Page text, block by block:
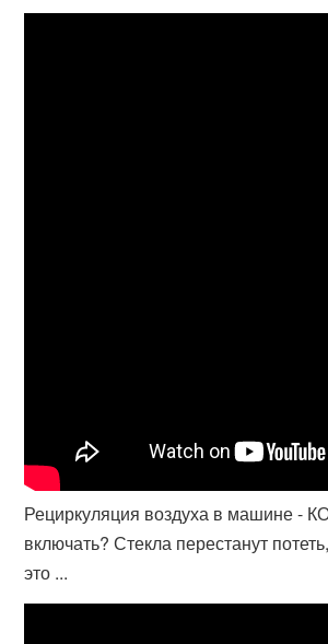
Рециркуляция воздуха в машине -
включать? Стекла перестанут
это ...